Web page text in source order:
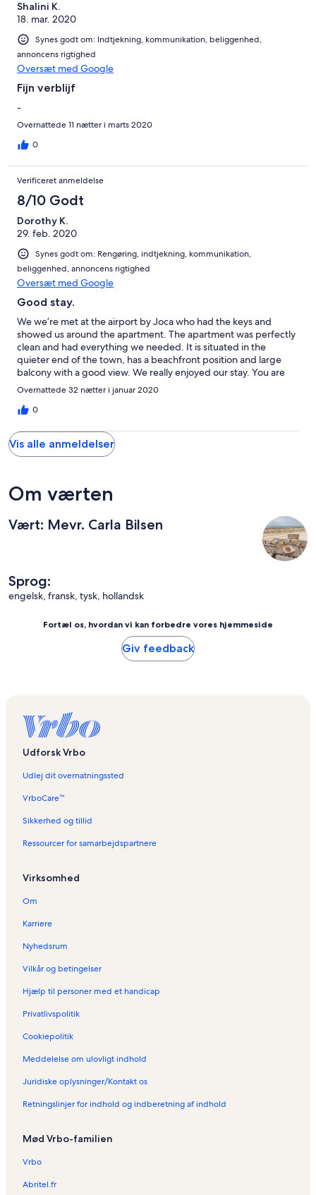
Shalini K.
18. mar. 2020
Synes godt om: Indtjekning, kommunikation, beliggenhed,
annoncens rigtighed
Oversæt med Google
Fijn verblijf
-
Overnattede 11 nætter i marts 2020
0
Verificeret anmeldelse
8/10 Godt
Dorothy K.
29. feb. 2020
Synes godt om: Rengøring, indtjekning, kommunikation,
beliggenhed, annoncens rigtighed
Oversæt med Google
Good stay.
We we’re met at the airport by Joca who had the keys and
showed us around the apartment. The apartment was perfectly
clean and had everything we needed. It is situated in the
quieter end of the town, has a beachfront position and large
balcony with a good view. We really enjoyed our stay. You are
advised to take care to lock doors and windows.
Overnattede 32 nætter i januar 2020
0
Vis alle anmeldelser
Om værten
Vært: Mevr. Carla Bilsen
Sprog:
engelsk, fransk, tysk, hollandsk
Fortæl os, hvordan vi kan forbedre vores hjemmeside
Giv feedback
Udforsk Vrbo
Udlej dit overnatningssted
VrboCare™
Sikkerhed og tillid
Ressourcer for samarbejdspartnere
Virksomhed
Om
Karriere
Nyhedsrum
Vilkår og betingelser
Hjælp til personer med et handicap
Privatlivspolitik
Cookiepolitik
Meddelelse om ulovligt indhold
Juridiske oplysninger/Kontakt os
Retningslinjer for indhold og indberetning af indhold
Mød Vrbo-familien
Vrbo
Abritel.fr